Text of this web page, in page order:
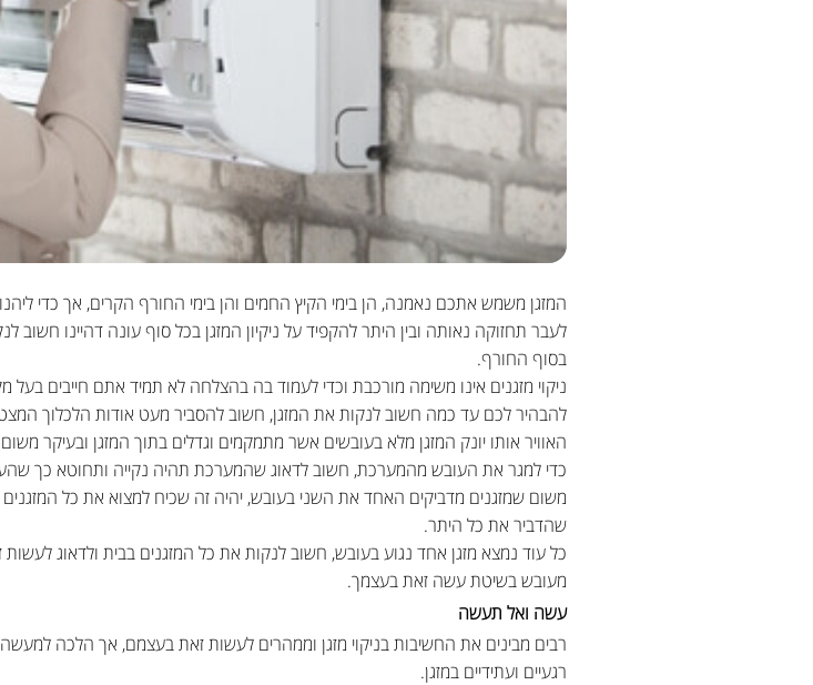
המזגן משמש אתכם נאמנה, הן בימי הקיץ החמים והן בימי החורף הקרים, אך כדי
לעבר תחזוקה נאותה ובין היתר להקפיד על ניקיון המזגן בכל סוף עונה דהיינו
בסוף החורף.
ניקוי מזגנים אינו משימה מורכבת וכדי לעמוד בה בהצלחה לא תמיד אתם חייבים
להבהיר לכם עד כמה חשוב לנקות את המזגן, חשוב להסביר מעט אודות הלכלוך
האוויר אותו יונק המזגן מלא בעובשים אשר מתמקמים וגדלים בתוך המזגן ובעיקר
כדי למגר את העובש מהמערכת, חשוב לדאוג שהמערכת תהיה נקייה ותחוטא כך
משום שמזגנים מדביקים האחד את השני בעובש, יהיה זה שכיח למצוא את כל
שהדביר את כל היתר.
כל עוד נמצא מזגן אחד נגוע בעובש, חשוב לנקות את כל המזגנים בבית ולדאוג
מעובש בשיטת עשה זאת בעצמך.
עשה ואל תעשה
רבים מבינים את החשיבות בניקוי מזגן וממהרים לעשות זאת בעצמם, אך הלכה למעשה
רגעיים ועתידיים במזגן.